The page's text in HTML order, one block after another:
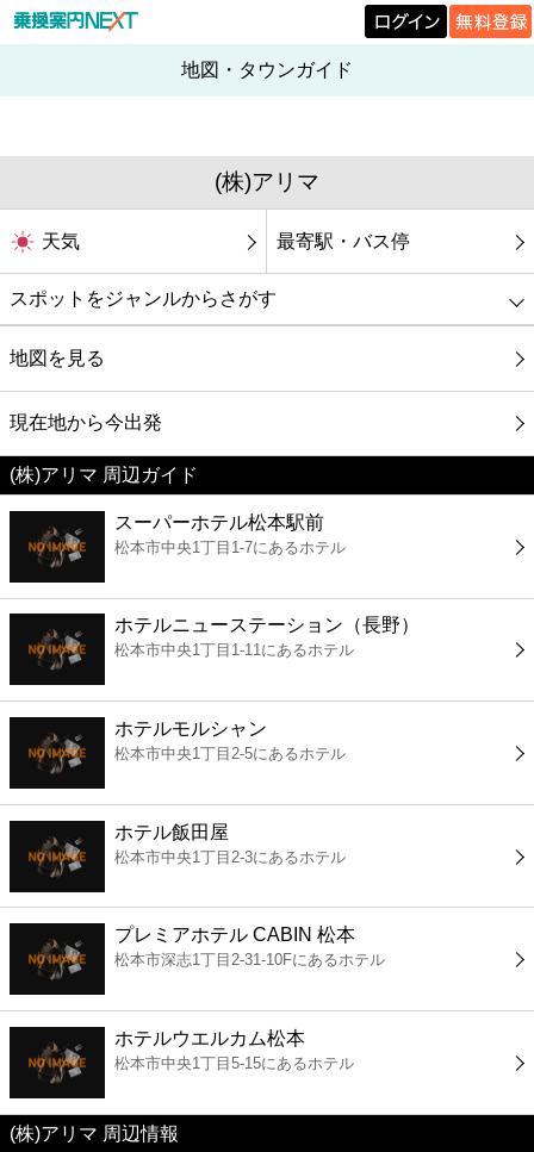
地図・タウンガイド
(株)アリマ
天気 最寄駅・バス停
スポットをジャンルからさがす
グルメ
映画
美容
コンビニ
薬局
スーパー
エンタメ
レジャー
書店
ファミレス
ファーストフード
カフェ
ショッピング
地図を見る
現在地から今出発
(株)アリマ 周辺ガイド
スーパーホテル松本駅前
松本市中央1丁目1-7にあるホテル
ホテルニューステーション（長野）
松本市中央1丁目1-11にあるホテル
ホテルモルシャン
松本市中央1丁目2-5にあるホテル
ホテル飯田屋
松本市中央1丁目2-3にあるホテル
プレミアホテル CABIN 松本
松本市深志1丁目2-31-10Fにあるホテル
ホテルウエルカム松本
松本市中央1丁目5-15にあるホテル
(株)アリマ 周辺情報